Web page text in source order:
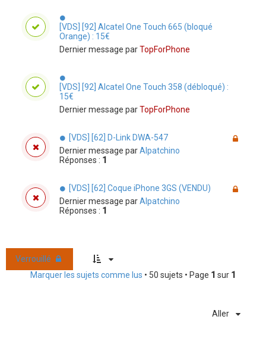
[VDS] [92] Alcatel One Touch 665 (bloqué
Orange) : 15€
Dernier message parTopForPhone
[VDS] [92] Alcatel One Touch 358 (débloqué) :
15€
Dernier message parTopForPhone
[VDS] [62] D-Link DWA-547
Dernier message parAlpatchino
Réponses : 1
[VDS] [62] Coque iPhone 3GS (VENDU)
Dernier message parAlpatchino
Réponses : 1
Verrouillé
Marquer les sujets comme lus • 50 sujets • Page 1 sur 1
Aller